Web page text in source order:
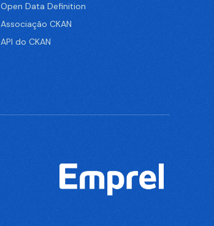
Open Data Definition
Associação CKAN
API do CKAN